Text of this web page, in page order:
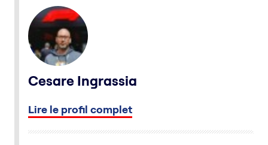
Cesare Ingrassia
Lire le profil complet